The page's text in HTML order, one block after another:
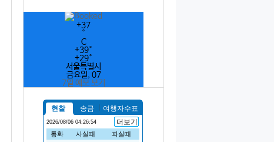
+37
°
C
+39°
+29°
서울특별시
금요일, 07
7일 예보 보기